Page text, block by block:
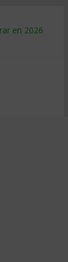
en 2026
hacer
y venderle